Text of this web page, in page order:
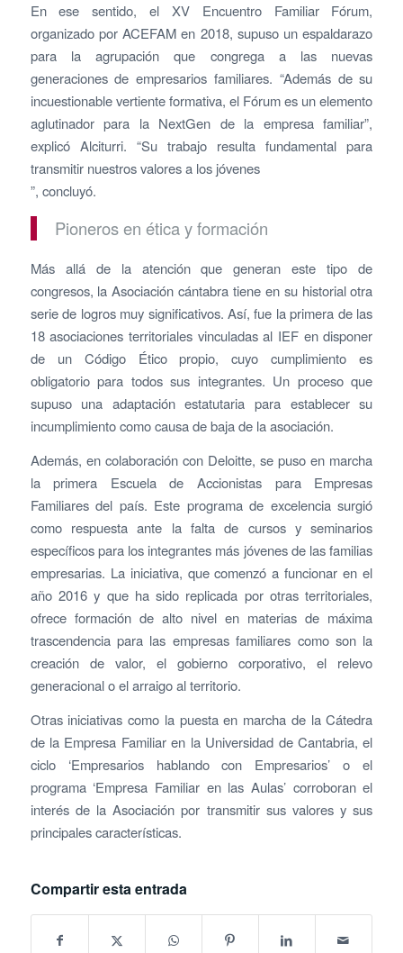
En ese sentido, el XV Encuentro Familiar Fórum,
organizado por ACEFAM en 2018, supuso un espaldarazo
para la agrupación que congrega a las nuevas
generaciones de empresarios familiares. “Además de su
incuestionable vertiente formativa, el Fórum es un elemento
aglutinador para la NextGen de la empresa familiar”,
explicó Alciturri. “Su trabajo resulta fundamental para
transmitir nuestros valores a los jóvenes
”, concluyó.
Pioneros en ética y formación
Más allá de la atención que generan este tipo de
congresos, la Asociación cántabra tiene en su historial otra
serie de logros muy significativos. Así, fue la primera de las
18 asociaciones territoriales vinculadas al IEF en disponer
de un Código Ético propio, cuyo cumplimiento es
obligatorio para todos sus integrantes. Un proceso que
supuso una adaptación estatutaria para establecer su
incumplimiento como causa de baja de la asociación.
Además, en colaboración con Deloitte, se puso en marcha
la primera Escuela de Accionistas para Empresas
Familiares del país. Este programa de excelencia surgió
como respuesta ante la falta de cursos y seminarios
específicos para los integrantes más jóvenes de las familias
empresarias. La iniciativa, que comenzó a funcionar en el
año 2016 y que ha sido replicada por otras territoriales,
ofrece formación de alto nivel en materias de máxima
trascendencia para las empresas familiares como son la
creación de valor, el gobierno corporativo, el relevo
generacional o el arraigo al territorio.
Otras iniciativas como la puesta en marcha de la Cátedra
de la Empresa Familiar en la Universidad de Cantabria, el
ciclo ‘Empresarios hablando con Empresarios’ o el
programa ‘Empresa Familiar en las Aulas’ corroboran el
interés de la Asociación por transmitir sus valores y sus
principales características.
Compartir esta entrada